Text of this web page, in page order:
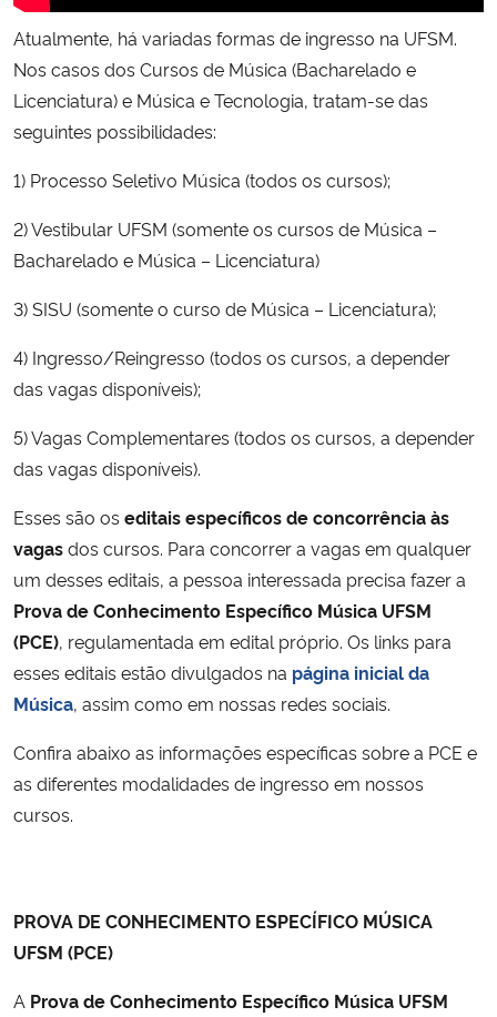
Ministério da Ciência, Tecnologia, Inovações e Comunicações
Ministério do Meio Ambiente
Ministério do Turismo
Ministério do Desenvolvimento Regional
Ministério da Mulher, da Família e dos Direitos Humanos
Secretaria-Geral
Gabinete de Segurança Institucional
Advocacia-Geral da União
Atualmente, há variadas formas de ingresso na UFSM.
Nos casos dos Cursos de Música (Bacharelado e
Licenciatura) e Música e Tecnologia, tratam-se das
seguintes possibilidades:
1) Processo Seletivo Música (todos os cursos);
2) Vestibular UFSM (somente os cursos de Música –
Bacharelado e Música – Licenciatura)
3) SISU (somente o curso de Música – Licenciatura);
4) Ingresso/Reingresso (todos os cursos, a depender
das vagas disponíveis);
5) Vagas Complementares (todos os cursos, a depender
das vagas disponíveis).
Esses são os editais específicos de concorrência às
vagasdos cursos. Para concorrer a vagas em qualquer
um desses editais, a pessoa interessada precisa fazer a
Prova de Conhecimento Específico Música UFSM
(PCE), regulamentada em edital próprio. Os links para
esses editais estão divulgados na página inicial da
Música, assim como em nossas redes sociais.
Confira abaixo as informações específicas sobre a PCE e
as diferentes modalidades de ingresso em nossos
cursos.
PROVA DE CONHECIMENTO ESPECÍFICO MÚSICA
UFSM (PCE)
A Prova de Conhecimento Específico Música UFSM